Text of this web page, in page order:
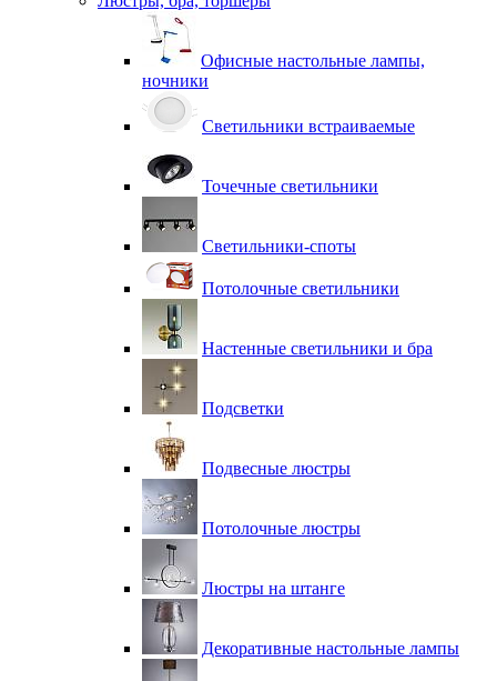
Офисные настольные лампы,
ночники
Светильники встраиваемые
Точечные светильники
Светильники-споты
Потолочные светильники
Настенные светильники и бра
Подсветки
Подвесные люстры
Потолочные люстры
Люстры на штанге
Декоративные настольные лампы